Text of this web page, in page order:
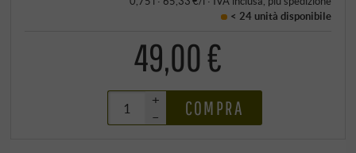
< 24 unità disponibile
49,00 €
+
–
COMPRA